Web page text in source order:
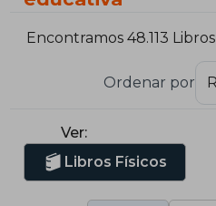
Encontramos 48.113 Libros
Ordenar por
Ver:
Libros Físicos